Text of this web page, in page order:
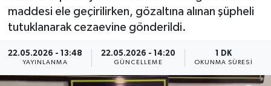
maddesi ele geçirilirken, gözaltına alınan şüpheli
tutuklanarak cezaevine gönderildi.
22.05.2026 - 13:48
YAYINLANMA
22.05.2026 - 14:20
GÜNCELLEME
1 DK
OKUNMA SÜRESI
Sağlık
Son Dakika Haberleri